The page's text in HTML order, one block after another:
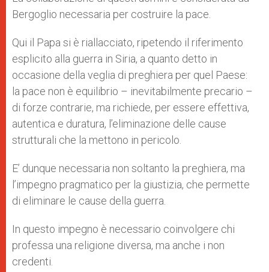
Bergoglio necessaria per costruire la pace.
Qui il Papa si è riallacciato, ripetendo il riferimento
esplicito alla guerra in Siria, a quanto detto in
occasione della veglia di preghiera per quel Paese:
la pace non è equilibrio – inevitabilmente precario –
di forze contrarie, ma richiede, per essere effettiva,
autentica e duratura, l’eliminazione delle cause
strutturali che la mettono in pericolo.
E’ dunque necessaria non soltanto la preghiera, ma
l’impegno pragmatico per la giustizia, che permette
di eliminare le cause della guerra.
In questo impegno è necessario coinvolgere chi
professa una religione diversa, ma anche i non
credenti.